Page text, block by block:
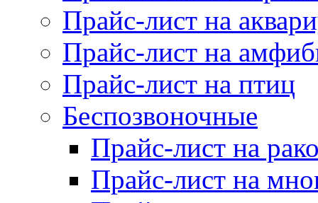
Прайс-лист на
Прайс-лист на
Прайс-лист на птиц
Беспозвоночные
Прайс-лист на
Прайс-лист на